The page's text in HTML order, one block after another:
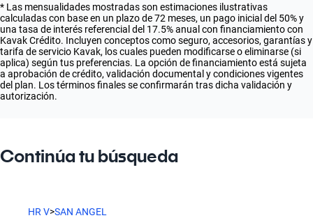
* Las mensualidades mostradas son estimaciones ilustrativas
calculadas con base en un plazo de 72 meses, un pago inicial del 50% y
una tasa de interés referencial del 17.5% anual con financiamiento con
Kavak Crédito. Incluyen conceptos como seguro, accesorios, garantías y
tarifa de servicio Kavak, los cuales pueden modificarse o eliminarse (si
aplica) según tus preferencias. La opción de financiamiento está sujeta
a aprobación de crédito, validación documental y condiciones vigentes
del plan. Los términos finales se confirmarán tras dicha validación y
autorización.
Continúa tu búsqueda
HR V>SAN ANGEL